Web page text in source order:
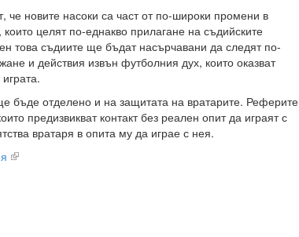
че новите насоки са част от по-широки промени в
целят по-еднакво прилагане на съдийските
това съдиите ще бъдат насърчавани да следят по-
и действия извън футболния дух, които оказват
бъде отделено и на защитата на вратарите. Реферите
предизвикват контакт без реален опит да играят с
вратаря в опита му да играе с нея.